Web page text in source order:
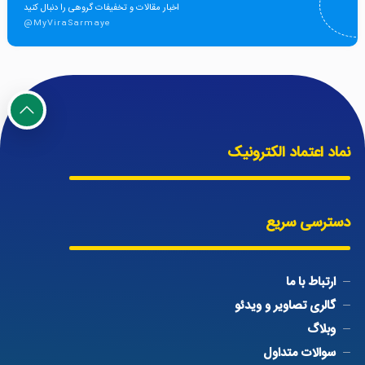
اخبار مقالات و تخفیفات گروهی را دنبال کنید
@MyViraSarmaye
نماد اعتماد الکترونیک
دسترسی سریع
ارتباط با ما
گالری تصاویر و ویدئو
وبلاگ
سوالات متداول